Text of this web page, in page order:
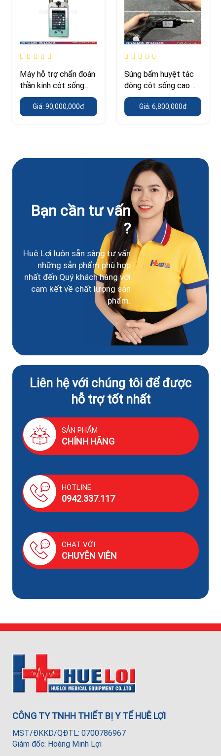
Máy hỗ trợ chẩn đoán
thần kinh cột sống
cao cấp
Giá: 90,000,000đ
Súng bấm huyệt tác
động cột sống cao
cấp
Giá: 6,800,000đ
Bạn cần tư vấn
?
Huê Lợi luôn sẵn sàng tư vấn
những sản phẩm phù hợp
nhất đến Quý khách hàng với
cam kết về chất lượng sản
phẩm.
Liên hệ với chúng tôi để được
hỗ trợ tốt nhất
SẢN PHẨM
CHÍNH HÃNG
HOTLINE
0942.337.117
CHAT VỚI
CHUYÊN VIÊN
CÔNG TY TNHH THIẾT BỊ Y TẾ HUÊ LỢI
MST/ĐKKD/QĐTL: 0700786967
Giám đốc: Hoàng Minh Lợi